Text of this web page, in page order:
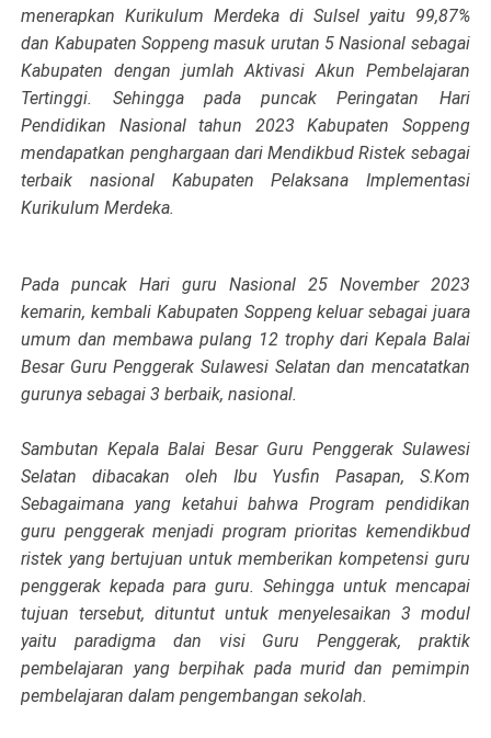
menerapkan Kurikulum Merdeka di Sulsel yaitu 99,87%
dan Kabupaten Soppeng masuk urutan 5 Nasional sebagai
Kabupaten dengan jumlah Aktivasi Akun Pembelajaran
Tertinggi. Sehingga pada puncak Peringatan Hari
Pendidikan Nasional tahun 2023 Kabupaten Soppeng
mendapatkan penghargaan dari Mendikbud Ristek sebagai
terbaik nasional Kabupaten Pelaksana Implementasi
Kurikulum Merdeka.
Pada puncak Hari guru Nasional 25 November 2023
kemarin, kembali Kabupaten Soppeng keluar sebagai juara
umum dan membawa pulang 12 trophy dari Kepala Balai
Besar Guru Penggerak Sulawesi Selatan dan mencatatkan
gurunya sebagai 3 berbaik, nasional.
Sambutan Kepala Balai Besar Guru Penggerak Sulawesi
Selatan dibacakan oleh Ibu Yusfin Pasapan, S.Kom
Sebagaimana yang ketahui bahwa Program pendidikan
guru penggerak menjadi program prioritas kemendikbud
ristek yang bertujuan untuk memberikan kompetensi guru
penggerak kepada para guru. Sehingga untuk mencapai
tujuan tersebut, dituntut untuk menyelesaikan 3 modul
yaitu paradigma dan visi Guru Penggerak, praktik
pembelajaran yang berpihak pada murid dan pemimpin
pembelajaran dalam pengembangan sekolah.